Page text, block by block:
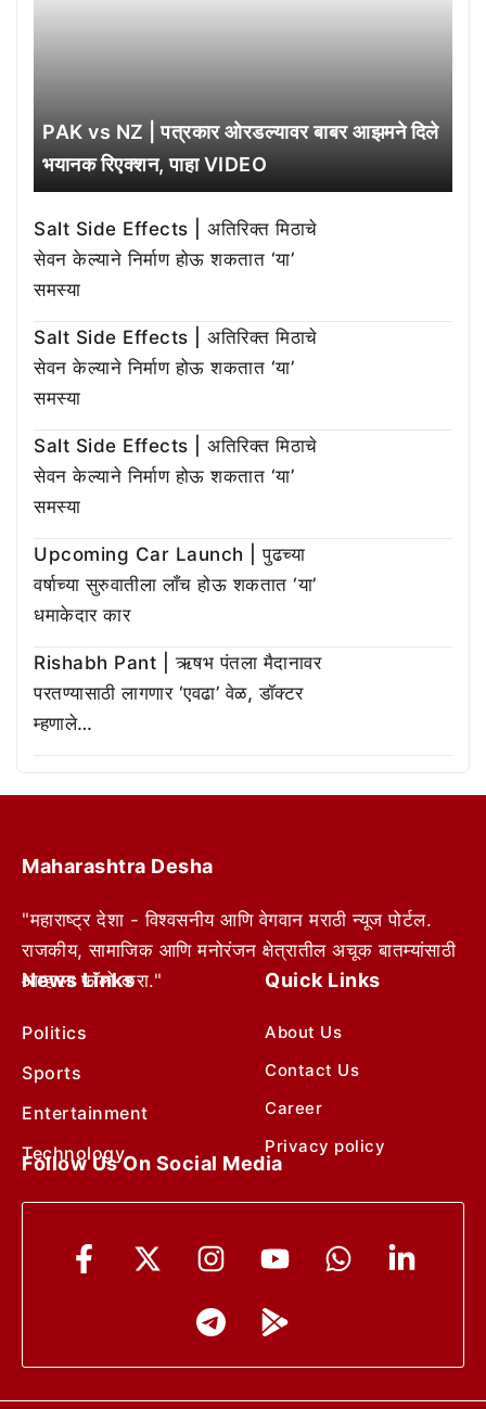
PAK vs NZ | पत्रकार ओरडल्यावर बाबर आझमने दिले
भयानक रिएक्शन, पाहा VIDEO
Salt Side Effects | अतिरिक्त मिठाचे
सेवन केल्याने निर्माण होऊ शकतात ‘या’
समस्या
Salt Side Effects | अतिरिक्त मिठाचे
सेवन केल्याने निर्माण होऊ शकतात ‘या’
समस्या
Salt Side Effects | अतिरिक्त मिठाचे
सेवन केल्याने निर्माण होऊ शकतात ‘या’
समस्या
Upcoming Car Launch | पुढच्या
वर्षाच्या सुरुवातीला लाँच होऊ शकतात ‘या’
धमाकेदार कार
Rishabh Pant | ऋषभ पंतला मैदानावर
परतण्यासाठी लागणार ‘एवढा’ वेळ, डॉक्टर
म्हणाले…
Maharashtra Desha
"महाराष्ट्र देशा - विश्वसनीय आणि वेगवान मराठी न्यूज पोर्टल.
राजकीय, सामाजिक आणि मनोरंजन क्षेत्रातील अचूक बातम्यांसाठी
आम्हाला फॉलो करा."
News Links
Politics
Sports
Entertainment
Technology
Quick Links
About Us
Contact Us
Career
Privacy policy
Follow Us On Social Media